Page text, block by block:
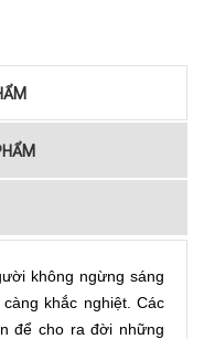
không ngừng sáng
khắc nghiệt. Các
để cho ra đời những